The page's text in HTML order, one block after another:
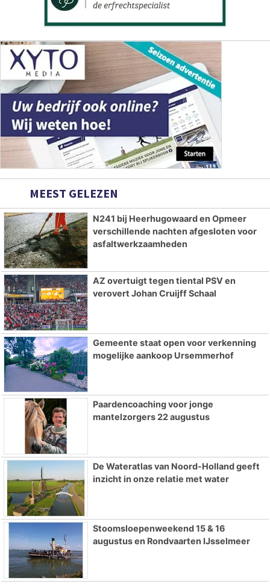
MEEST GELEZEN
N241 bij Heerhugowaard en Opmeer
verschillende nachten afgesloten voor
asfaltwerkzaamheden
AZ overtuigt tegen tiental PSV en
verovert Johan Cruijff Schaal
Gemeente staat open voor verkenning
mogelijke aankoop Ursemmerhof
Paardencoaching voor jonge
mantelzorgers 22 augustus
De Wateratlas van Noord-Holland geeft
inzicht in onze relatie met water
Stoomsloepenweekend 15 & 16
augustus en Rondvaarten IJsselmeer